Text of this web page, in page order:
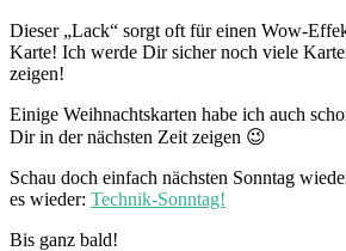
Dieser „Lack“ sorgt oft für einen Wow-
Karte! Ich werde Dir sicher noch viele
zeigen!
Einige Weihnachtskarten habe ich auch
Dir in der nächsten Zeit zeigen 😉
Schau doch einfach nächsten Sonntag
es wieder: Technik-Sonntag!
Bis ganz bald!